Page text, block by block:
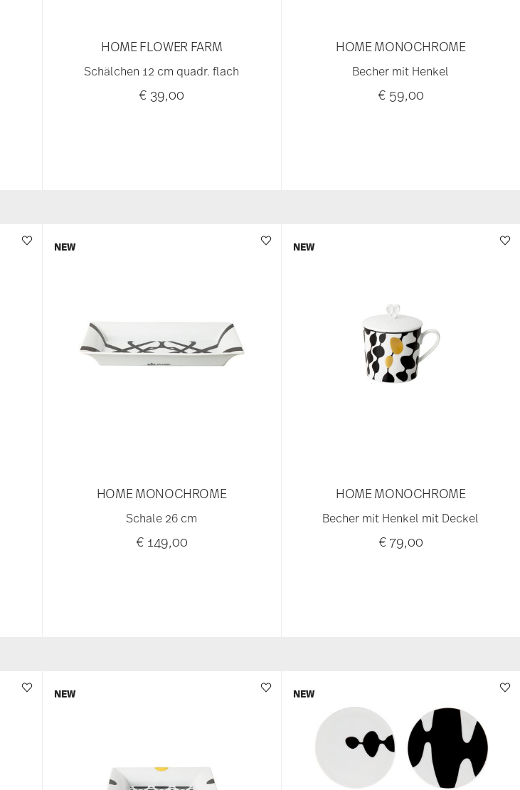
HOME FLOWER FARM
Schälchen 12 cm quadr. flach
€ 39,00
HOME MONOCHROME
Becher mit Henkel
€ 59,00
HOME MONOCHROME
Schale 26 cm
€ 149,00
NEW
HOME MONOCHROME
Becher mit Henkel mit Deckel
€ 79,00
NEW
NEW NEW